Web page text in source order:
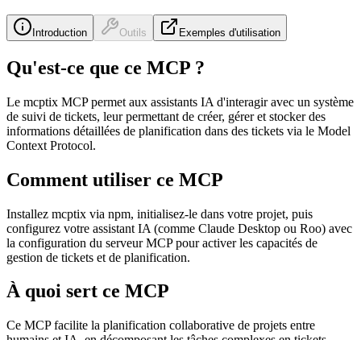
Introduction Outils Exemples d'utilisation
Qu'est-ce que ce MCP ?
Le mcptix MCP permet aux assistants IA d'interagir avec un système
de suivi de tickets, leur permettant de créer, gérer et stocker des
informations détaillées de planification dans des tickets via le Model
Context Protocol.
Comment utiliser ce MCP
Installez mcptix via npm, initialisez-le dans votre projet, puis
configurez votre assistant IA (comme Claude Desktop ou Roo) avec
la configuration du serveur MCP pour activer les capacités de
gestion de tickets et de planification.
À quoi sert ce MCP
Ce MCP facilite la planification collaborative de projets entre